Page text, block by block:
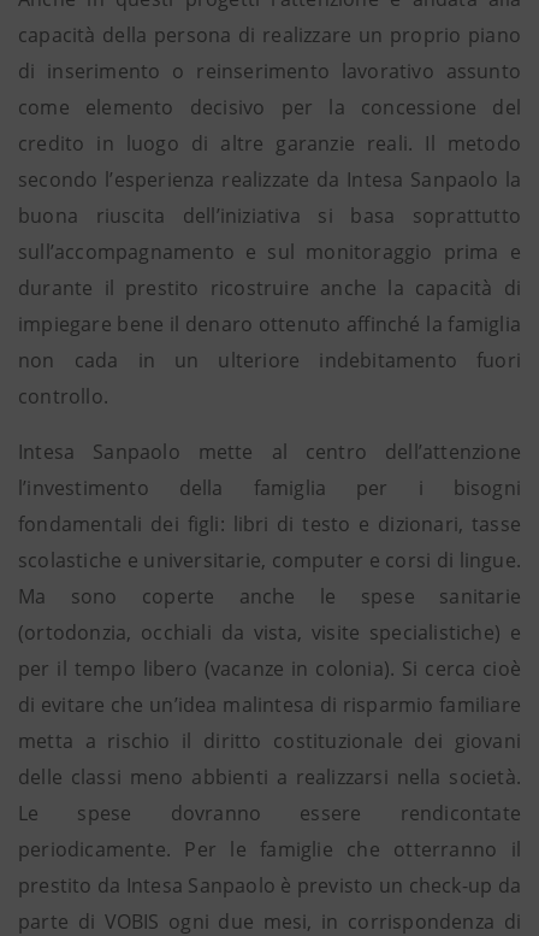
capacità della persona di realizzare un proprio piano
di inserimento o reinserimento lavorativo assunto
come elemento decisivo per la concessione del
credito in luogo di altre garanzie reali. Il metodo
secondo l’esperienza realizzate da Intesa Sanpaolo la
buona riuscita dell’iniziativa si basa soprattutto
sull’accompagnamento e sul monitoraggio prima e
durante il prestito ricostruire anche la capacità di
impiegare bene il denaro ottenuto affinché la famiglia
non cada in un ulteriore indebitamento fuori
controllo.
Intesa Sanpaolo mette al centro dell’attenzione
l’investimento della famiglia per i bisogni
fondamentali dei figli: libri di testo e dizionari, tasse
scolastiche e universitarie, computer e corsi di lingue.
Ma sono coperte anche le spese sanitarie
(ortodonzia, occhiali da vista, visite specialistiche) e
per il tempo libero (vacanze in colonia). Si cerca cioè
di evitare che un’idea malintesa di risparmio familiare
metta a rischio il diritto costituzionale dei giovani
delle classi meno abbienti a realizzarsi nella società.
Le spese dovranno essere rendicontate
periodicamente. Per le famiglie che otterranno il
prestito da Intesa Sanpaolo è previsto un check-up da
parte di VOBIS ogni due mesi, in corrispondenza di